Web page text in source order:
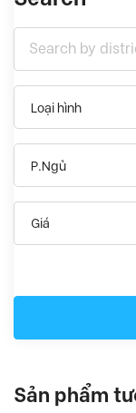
Loại hình
P.Ngủ
Giá
Sản phẩm